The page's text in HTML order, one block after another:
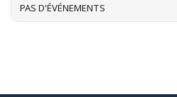
PAS D'ÉVÉNEMENTS